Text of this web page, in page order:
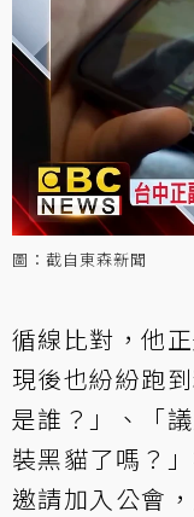
圖：截自東森新聞
循線比對，他
現後也紛紛跑
是誰？」、「
裝黑貓了嗎？
邀請加入公會